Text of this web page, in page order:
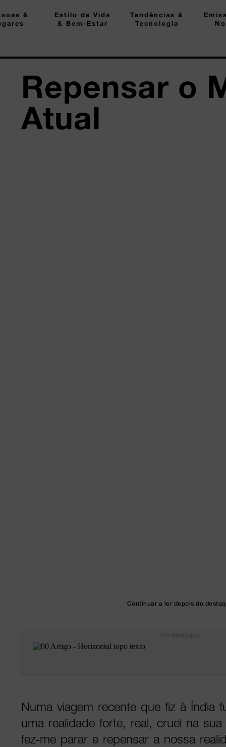
&
Estilo de Vida
& Bem-Estar
Tendências &
Tecnologia
Repensar o
Atual
Continuar a ler depois do
Numa viagem recente que fiz à Índia
uma realidade forte, real, cruel na
fez-me parar e repensar a nossa